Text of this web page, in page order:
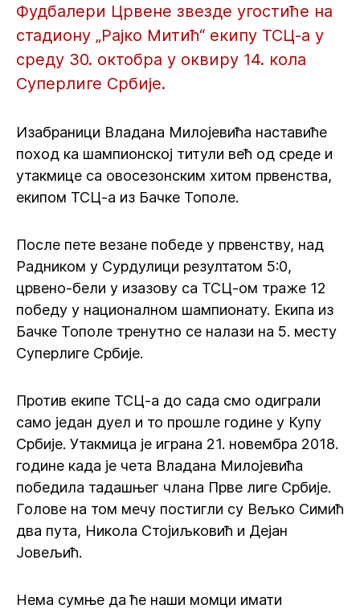
Фудбалери Црвене звезде угостиће на
стадиону „Рајко Митић“ екипу ТСЦ-а у
среду 30. октобра у оквиру 14. кола
Суперлиге Србије.
Изабраници Владана Милојевића наставиће
поход ка шампионској титули већ од среде и
утакмице са овосезонским хитом првенства,
екипом ТСЦ-а из Бачке Тополе.
После пете везане победе у првенству, над
Радником у Сурдулици резултатом 5:0,
црвено-бели у изазову са ТСЦ-ом траже 12
победу у националном шампионату. Екипа из
Бачке Тополе тренутно се налази на 5. месту
Суперлиге Србије.
Против екипе ТСЦ-а до сада смо одиграли
само један дуел и то прошле године у Купу
Србије. Утакмица је играна 21. новембра 2018.
године када је чета Владана Милојевића
победила тадашњег члана Прве лиге Србије.
Голове на том мечу постигли су Вељко Симић
два пута, Никола Стојиљковић и Дејан
Јовељић.
Нема сумње да ће наши момци имати